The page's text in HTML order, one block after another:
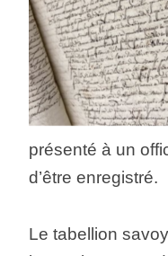
présenté à un
d’être enregistré.
Le tabellion